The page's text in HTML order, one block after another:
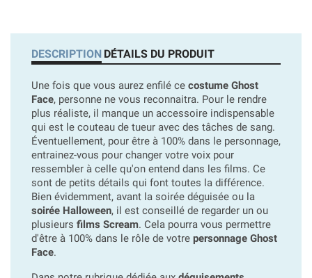
DESCRIPTION DÉTAILS DU PRODUIT
Une fois que vous aurez enfilé ce costume Ghost
Face, personne ne vous reconnaitra. Pour le rendre
plus réaliste, il manque un accessoire indispensable
qui est le couteau de tueur avec des tâches de sang.
Éventuellement, pour être à 100% dans le personnage,
entrainez-vous pour changer votre voix pour
ressembler à celle qu'on entend dans les films. Ce
sont de petits détails qui font toutes la différence.
Bien évidemment, avant la soirée déguisée ou la
soirée Halloween, il est conseillé de regarder un ou
plusieurs films Scream. Cela pourra vous permettre
d'être à 100% dans le rôle de votre personnage Ghost
Face.